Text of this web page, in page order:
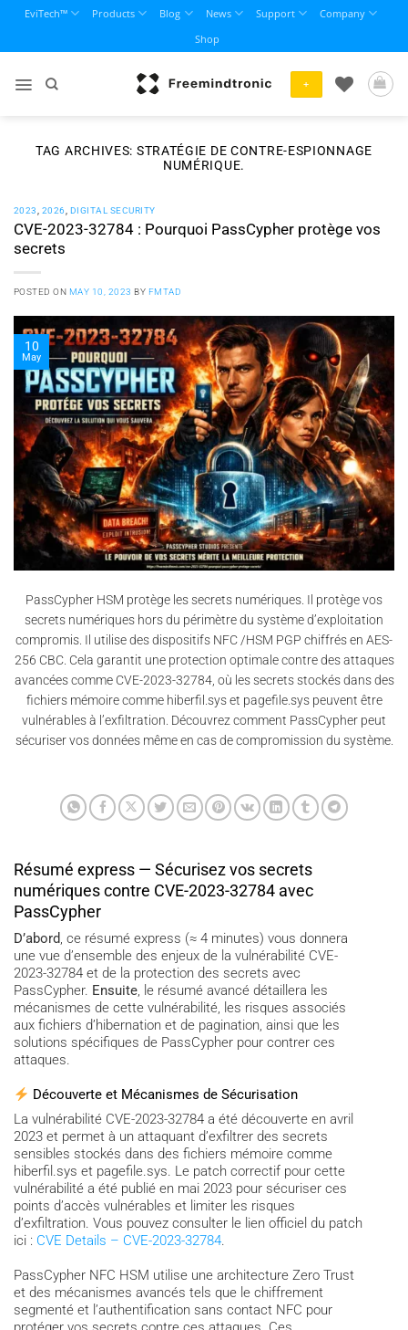
content
EviTech™ Products Blog News Support
Company
Shop
+
TAG ARCHIVES: STRATÉGIE DE CONTRE-ESPIONNAGE
NUMÉRIQUE.
2023 2026 DIGITAL SECURITY
CVE-2023-32784 : Pourquoi PassCypher protège vos
secrets
POSTED ON MAY 10, 2023 BY FMTAD
10
May
PassCypher HSM protège les secrets numériques. Il protège vos
secrets numériques hors du périmètre du système d’exploitation
compromis. Il utilise des dispositifs NFC /HSM PGP chiffrés en AES-
256 CBC. Cela garantit une protection optimale contre des attaques
avancées comme CVE-2023-32784, où les secrets stockés dans des
fichiers mémoire comme hiberfil.sys et pagefile.sys peuvent être
vulnérables à l’exfiltration. Découvrez comment PassCypher peut
sécuriser vos données même en cas de compromission du système.
Résumé express — Sécurisez vos secrets
numériques contre CVE-2023-32784 avec
PassCypher
D’abord, ce résumé express (≈ 4 minutes) vous donnera
une vue d’ensemble des enjeux de la vulnérabilité CVE-
2023-32784 et de la protection des secrets avec
PassCypher. Ensuite, le résumé avancé détaillera les
mécanismes de cette vulnérabilité, les risques associés
aux fichiers d’hibernation et de pagination, ainsi que les
solutions spécifiques de PassCypher pour contrer ces
attaques.
Découverte et Mécanismes de Sécurisation
La vulnérabilité CVE-2023-32784 a été découverte en avril
2023 et permet à un attaquant d’exfiltrer des secrets
sensibles stockés dans des fichiers mémoire comme
hiberfil.sys et pagefile.sys. Le patch correctif pour cette
vulnérabilité a été publié en mai 2023 pour sécuriser ces
points d’accès vulnérables et limiter les risques
d’exfiltration. Vous pouvez consulter le lien officiel du patch
ici : CVE Details – CVE-2023-32784
PassCypher NFC HSM utilise une architecture Zero Trust
et des mécanismes avancés tels que le chiffrement
segmenté et l’authentification sans contact NFC pour